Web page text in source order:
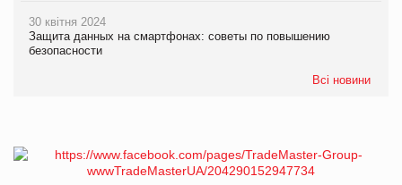
30 квітня 2024
Защита данных на смартфонах: советы по повышению
безопасности
Всі новини